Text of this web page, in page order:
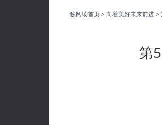
独阅读首页>向着美好未来前进>
第